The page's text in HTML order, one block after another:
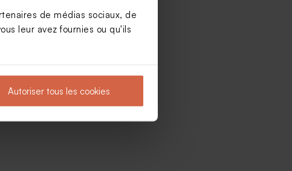
de médias sociaux, de
leur avez fournies ou qu'ils
Autoriser tous les cookies